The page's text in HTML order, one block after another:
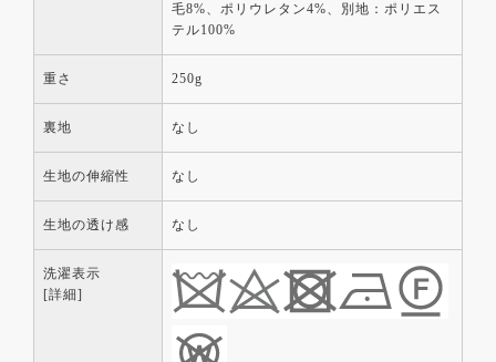
毛8%、ポリウレタン4%、別地：ポリエス
テル100%
重さ 250g
裏地 なし
生地の伸縮性 なし
生地の透け感 なし
洗濯表示
[詳細]